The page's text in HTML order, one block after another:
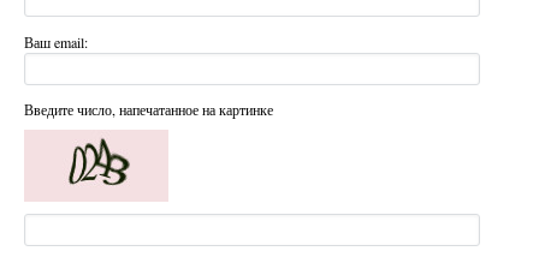
Ваш email:
Введите число, напечатанное на картинке